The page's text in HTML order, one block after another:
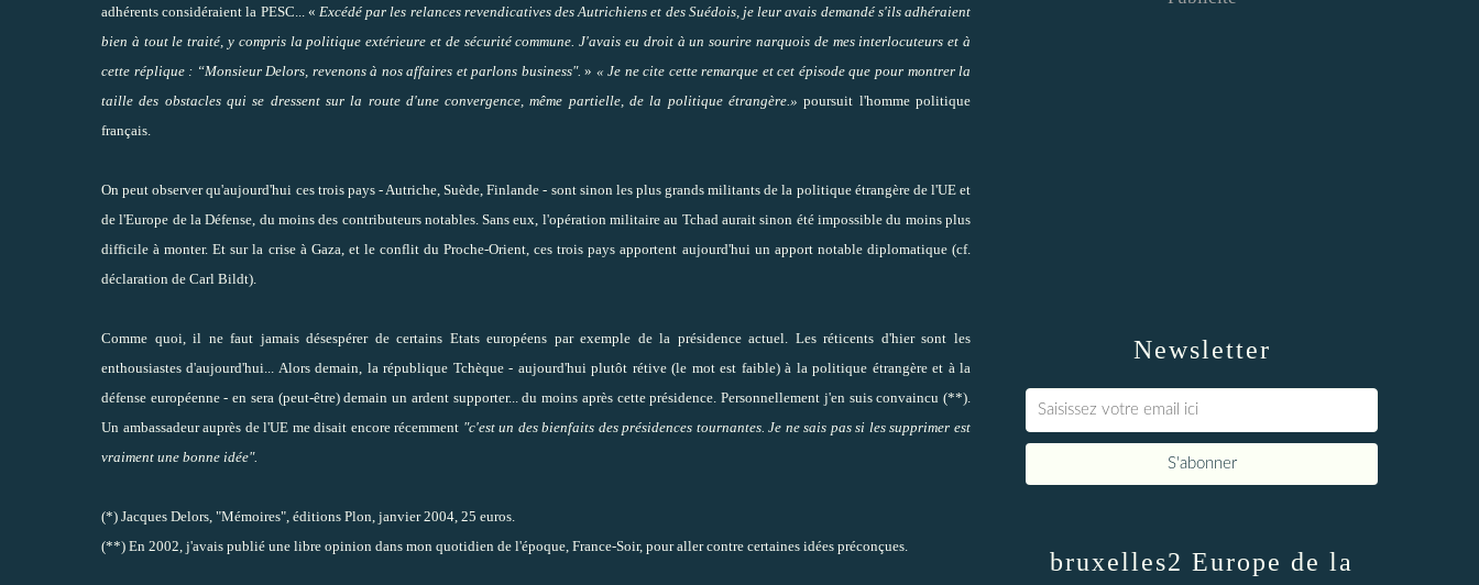
adhérents considéraient la PESC... « Excédé par les relances revendicatives des Autrichiens et des Suédois, je leur avais demandé s'ils adhéraient
bien à tout le traité, y compris la politique extérieure et de sécurité commune. J'avais eu droit à un sourire narquois de mes interlocuteurs et à
cette réplique : “Monsieur Delors, revenons à nos affaires et parlons business". » « Je ne cite cette remarque et cet épisode que pour montrer la
taille des obstacles qui se dressent sur la route d'une convergence, même partielle, de la politique étrangère.» poursuit l'homme politique
français.
On peut observer qu'aujourd'hui ces trois pays - Autriche, Suède, Finlande - sont sinon les plus grands militants de la politique étrangère de l'UE et
de l'Europe de la Défense, du moins des contributeurs notables. Sans eux, l'opération militaire au Tchad aurait sinon été impossible du moins plus
difficile à monter. Et sur la crise à Gaza, et le conflit du Proche-Orient, ces trois pays apportent aujourd'hui un apport notable diplomatique (cf.
déclaration de Carl Bildt).
Comme quoi, il ne faut jamais désespérer de certains Etats européens par exemple de la présidence actuel. Les réticents d'hier sont les
enthousiastes d'aujourd'hui... Alors demain, la république Tchèque - aujourd'hui plutôt rétive (le mot est faible) à la politique étrangère et à la
défense européenne - en sera (peut-être) demain un ardent supporter... du moins après cette présidence. Personnellement j'en suis convaincu (**).
Un ambassadeur auprès de l'UE me disait encore récemment "c'est un des bienfaits des présidences tournantes. Je ne sais pas si les supprimer est
vraiment une bonne idée".
(*) Jacques Delors, "Mémoires", éditions Plon, janvier 2004, 25 euros.
(**) En 2002, j'avais publié une libre opinion dans mon quotidien de l'époque, France-Soir, pour aller contre certaines idées préconçues.
Newsletter
bruxelles2 Europe de la